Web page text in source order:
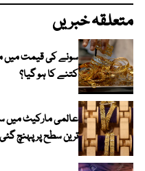
متعلقہ خبریں
سونے کی قیمت میں
کتنے کا ہو گیا؟
ترین سطح پر پہنچ گئی